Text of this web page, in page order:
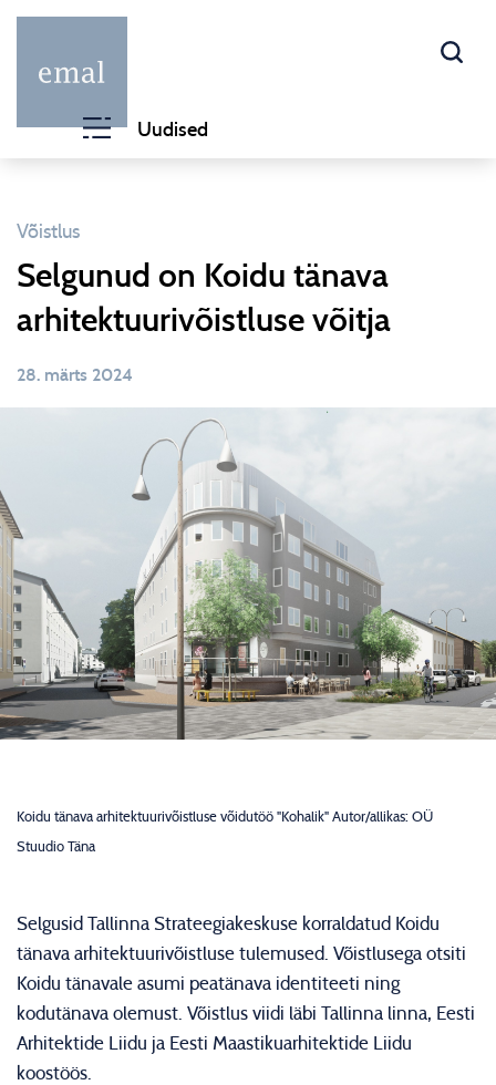
Uudised
Võistlus
Selgunud on Koidu tänava
arhitektuurivõistluse võitja
28. märts 2024
Koidu tänava arhitektuurivõistluse võidutöö "Kohalik" Autor/allikas: OÜ
Stuudio Täna
Selgusid Tallinna Strateegiakeskuse korraldatud Koidu
tänava arhitektuurivõistluse tulemused. Võistlusega otsiti
Koidu tänavale asumi peatänava identiteeti ning
kodutänava olemust. Võistlus viidi läbi Tallinna linna, Eesti
Arhitektide Liidu ja Eesti Maastikuarhitektide Liidu
koostöös.